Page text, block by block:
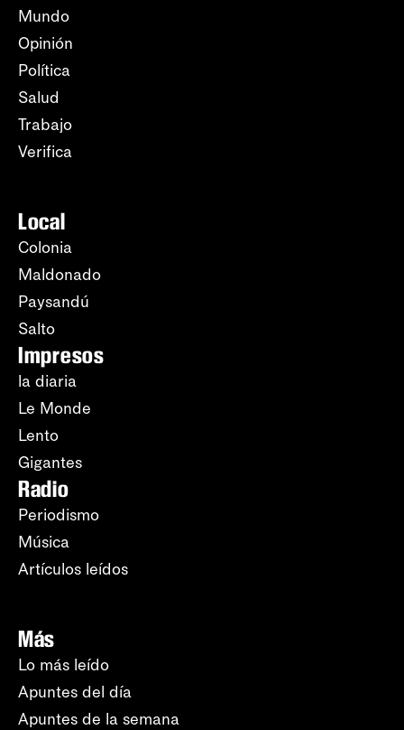
Mundo
Opinión
Política
Salud
Trabajo
Verifica
Local
Colonia
Maldonado
Paysandú
Salto
Impresos
la diaria
Le Monde
Lento
Gigantes
Radio
Periodismo
Música
Artículos leídos
Más
Lo más leído
Apuntes del día
Apuntes de la semana